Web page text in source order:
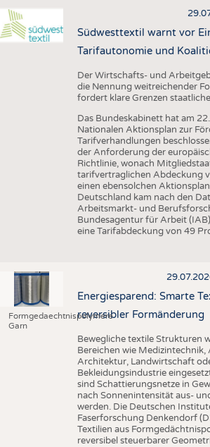
Südwesttextil warnt vor
Tarifautonomie und
Der Wirtschafts- und
die Nennung weitreichender
fordert klare Grenzen
Das Bundeskabinett hat am
Nationalen Aktionsplan zur
Tarifverhandlungen
der Anforderung der
Richtlinie, wonach
tarifvertraglichen Abdeckung
einen ebensolchen
Deutschland kam nach den
Arbeitsmarkt- und
Bundesagentur für Arbeit
eine Tarifabdeckung von 49
Formgedaechtnispolymere
Garn
Energiesparend: Smarte
reversibler Formänderung
Bewegliche textile Strukturen
Bereichen wie
Architektur, Landwirtschaft
Bekleidungsindustrie
sind Schattierungsnetze in
nach Sonnenintensität aus-
werden. Die Deutschen
Faserforschung Denkendorf
Textilien aus
reversibel steuerbarer